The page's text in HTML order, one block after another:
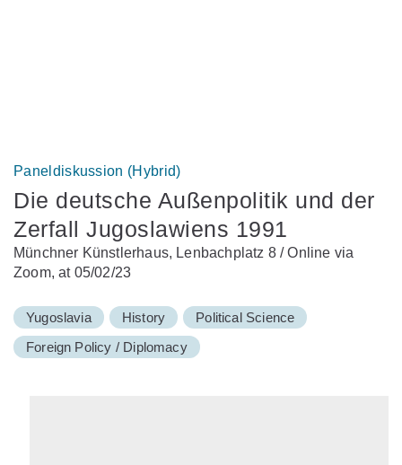
Paneldiskussion (Hybrid)
Die deutsche Außenpolitik und der
Zerfall Jugoslawiens 1991
Münchner Künstlerhaus, Lenbachplatz 8 / Online via
Zoom, at 05/02/23
Yugoslavia History
Political Science
Foreign Policy / Diplomacy